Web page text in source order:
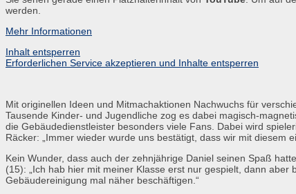
werden.
Mehr Informationen
Inhalt entsperren
Erforderlichen Service akzeptieren und Inhalte entsperren
Mit originellen Ideen und Mitmachaktionen Nachwuchs für
Tausende Kinder- und Jugendliche zog es dabei magisch-
die Gebäudedienstleister besonders viele Fans. Dabei wird
Räcker: „Immer wieder wurde uns bestätigt, dass wir mit diesem
Kein Wunder, dass auch der zehnjährige Daniel seinen Spaß
(15): „Ich hab hier mit meiner Klasse erst nur gespielt, dann
Gebäudereinigung mal näher beschäftigen.“